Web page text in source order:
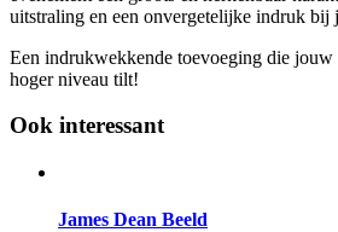
uitstraling en een onvergetelijke indruk bij
Een indrukwekkende toevoeging die jouw
hoger niveau tilt!
Ook interessant
James Dean Beeld